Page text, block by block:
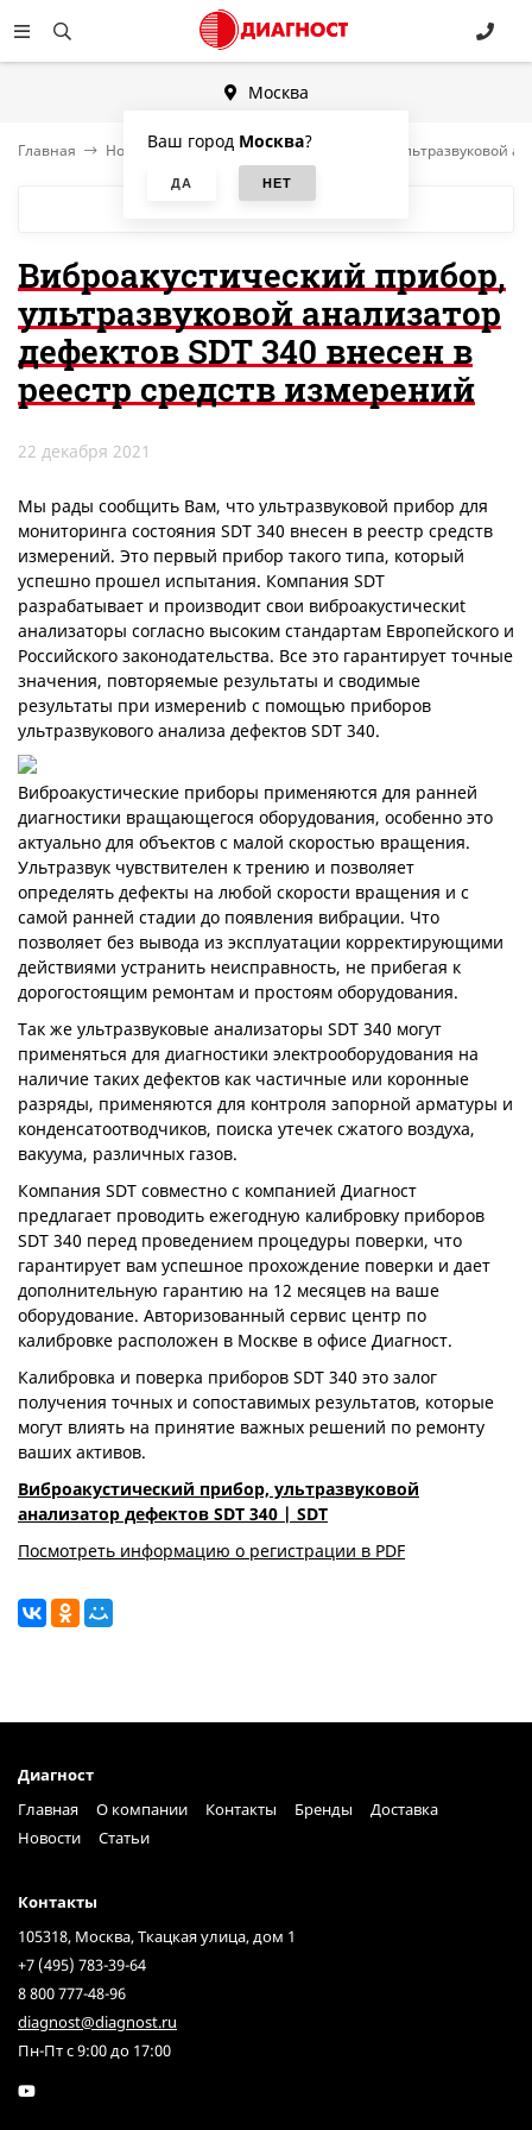
Москва
Ваш город Москва?
Главная Новости Виброакустический прибор, ультразвуковой
Виброакустический прибор,
ультразвуковой анализатор
дефектов SDT 340 внесен в
реестр средств измерений
22 декабря 2021
Мы рады сообщить Вам, что ультразвуковой прибор для
мониторинга состояния SDT 340 внесен в реестр средств
измерений. Это первый прибор такого типа, который
успешно прошел испытания. Компания SDT
разрабатывает и производит свои виброакустическиt
анализаторы согласно высоким стандартам Европейского и
Российского законодательства. Все это гарантирует точные
значения, повторяемые результаты и сводимые
результаты при измерениb с помощью приборов
ультразвукового анализа дефектов SDT 340.
Виброакустические приборы применяются для ранней
диагностики вращающегося оборудования, особенно это
актуально для объектов с малой скоростью вращения.
Ультразвук чувствителен к трению и позволяет
определять дефекты на любой скорости вращения и с
самой ранней стадии до появления вибрации. Что
позволяет без вывода из эксплуатации корректирующими
действиями устранить неисправность, не прибегая к
дорогостоящим ремонтам и простоям оборудования.
Так же ультразвуковые анализаторы SDT 340 могут
применяться для диагностики электрооборудования на
наличие таких дефектов как частичные или коронные
разряды, применяются для контроля запорной арматуры и
конденсатоотводчиков, поиска утечек сжатого воздуха,
вакуума, различных газов.
Компания SDT совместно с компанией Диагност
предлагает проводить ежегодную калибровку приборов
SDT 340 перед проведением процедуры поверки, что
гарантирует вам успешное прохождение поверки и дает
дополнительную гарантию на 12 месяцев на ваше
оборудование. Авторизованный сервис центр по
калибровке расположен в Москве в офисе Диагност.
Калибровка и поверка приборов SDT 340 это залог
получения точных и сопоставимых результатов, которые
могут влиять на принятие важных решений по ремонту
ваших активов.
Виброакустический прибор, ультразвуковой
анализатор дефектов SDT 340 | SDT
Посмотреть информацию о регистрации в PDF
Диагност
Главная
О компании Контакты Бренды
Доставка
Новости
Статьи
Контакты
105318, Москва, Ткацкая улица, дом 1
+7 (495) 783-39-64
8 800 777-48-96
diagnost@diagnost.ru
Пн-Пт с 9:00 до 17:00